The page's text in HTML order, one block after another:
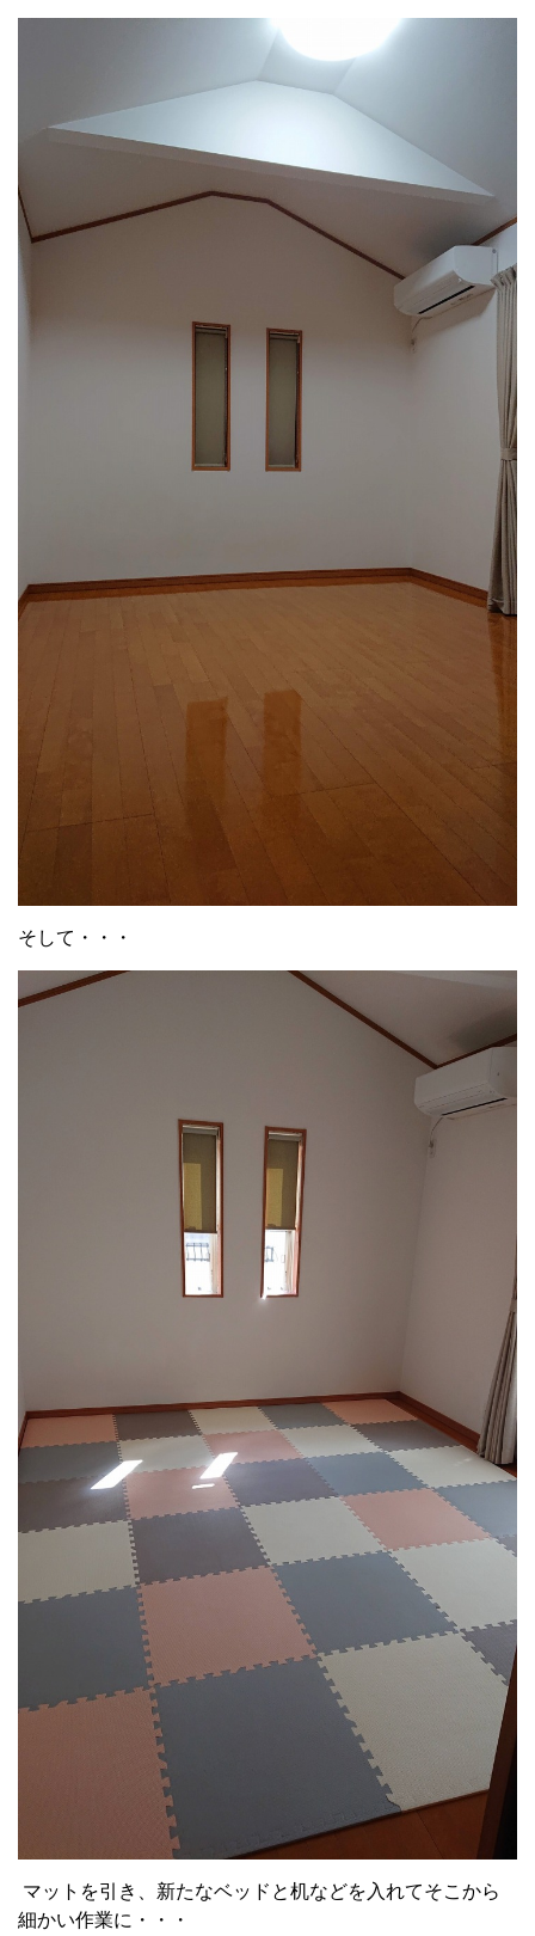
そして・・・
マットを引き、新たなベッドと机などを入れてそこから
細かい作業に・・・